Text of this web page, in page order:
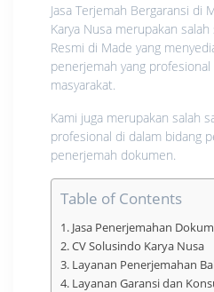
Jasa Terjemah Bergaransi di
Karya Nusa merupakan
Resmi di Made yang
penerjemah yang
masyarakat.
Kami juga merupakan salah
profesional di dalam bidang
penerjemah dokumen.
Table of Contents
Jasa Penerjemahan
CV Solusindo Karya Nusa
Layanan Penerjemahan
Layanan Garansi dan